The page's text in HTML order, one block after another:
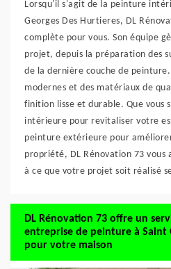
Lorsqu'il s'agit de la peinture
Georges Des Hurtieres, DL
complète pour vous. Son équipe
projet, depuis la préparation des
de la dernière couche de
modernes et des matériaux de
finition lisse et durable. Que vous
intérieure pour revitaliser votre
peinture extérieure pour
propriété, DL Rénovation 73 vous
à ce que votre projet soit réalisé
DL Rénovation 73 offre un
entreprise de peinture à Saint
pour votre maison